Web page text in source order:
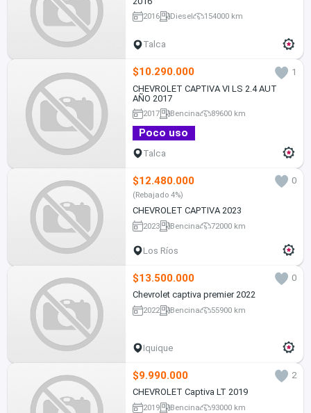
2016 Diesel 154000 km
Talca
$10.290.000
1
CHEVROLET CAPTIVA VI LS 2.4 AUT
AÑO 2017
2017 Bencina 89600 km
Poco uso
Talca
$12.480.000 0
(Rebajado 4%)
CHEVROLET CAPTIVA 2023
2023 Bencina 72000 km
Los Ríos
$13.500.000
0
Chevrolet captiva premier 2022
2022 Bencina 55900 km
Iquique
$9.990.000
2
CHEVROLET Captiva LT 2019
2019 Bencina 93000 km